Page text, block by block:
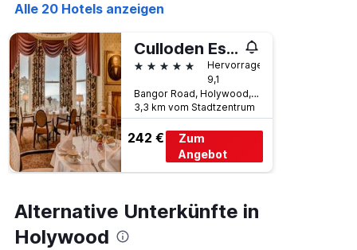
Diagramm
hat
1
Y-
Achse,
die
den
durchschnittlichen
Zimmerpreis
anzeigt.
Alle 20 Hotels anzeigen
Culloden Estate and Spa
5 Sterne
Hervorragend
9,1
Bangor Road, Holywood, 142, Holywood, Großbritannien
3,3 km vom Stadtzentrum
242 €
Zum
Angebot
Alternative Unterkünfte in
Holywood